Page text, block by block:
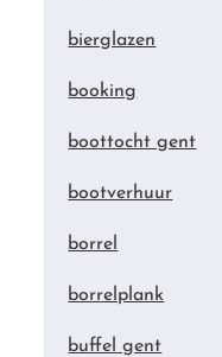
bierglazen
booking
boottocht gent
bootverhuur
borrel
borrelplank
buffel gent